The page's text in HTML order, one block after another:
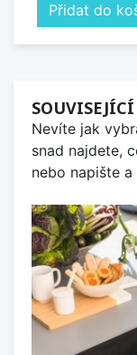
Přidat do
Nevíte jak
snad najdete,
nebo napište